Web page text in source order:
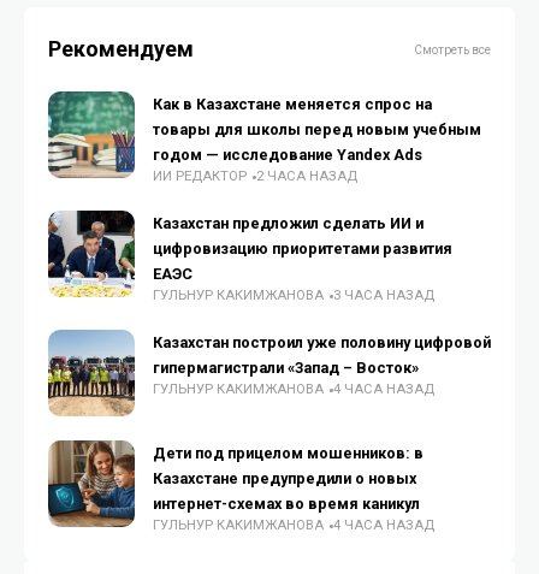
Рекомендуем Смотреть все
Как в Казахстане меняется спрос на
товары для школы перед новым учебным
годом — исследование Yandex Ads
ИИ РЕДАКТОР 2 ЧАСА НАЗАД
Казахстан предложил сделать ИИ и
цифровизацию приоритетами развития
ЕАЭС
ГУЛЬНУР КАКИМЖАНОВА 3 ЧАСА НАЗАД
Казахстан построил уже половину цифровой
гипермагистрали «Запад – Восток»
ГУЛЬНУР КАКИМЖАНОВА 4 ЧАСА НАЗАД
Дети под прицелом мошенников: в
Казахстане предупредили о новых
интернет-схемах во время каникул
ГУЛЬНУР КАКИМЖАНОВА 4 ЧАСА НАЗАД